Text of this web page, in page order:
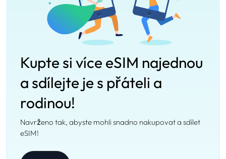
Kupte si více eSIM najednou
a sdílejte je s přáteli a
rodinou!
Navrženo tak, abyste mohli snadno nakupovat a sdílet
eSIM!